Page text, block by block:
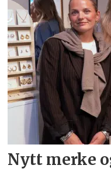
Nytt merke